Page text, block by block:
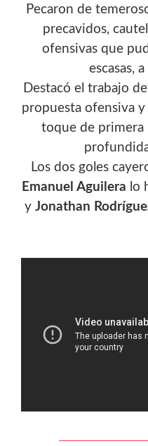
Pecaron de
precavidos,
ofensivas que
escasas,
Destacó el trabajo
propuesta ofensiva y
toque de primera
Los dos goles
Emanuel Aguilera lo
y Jonathan